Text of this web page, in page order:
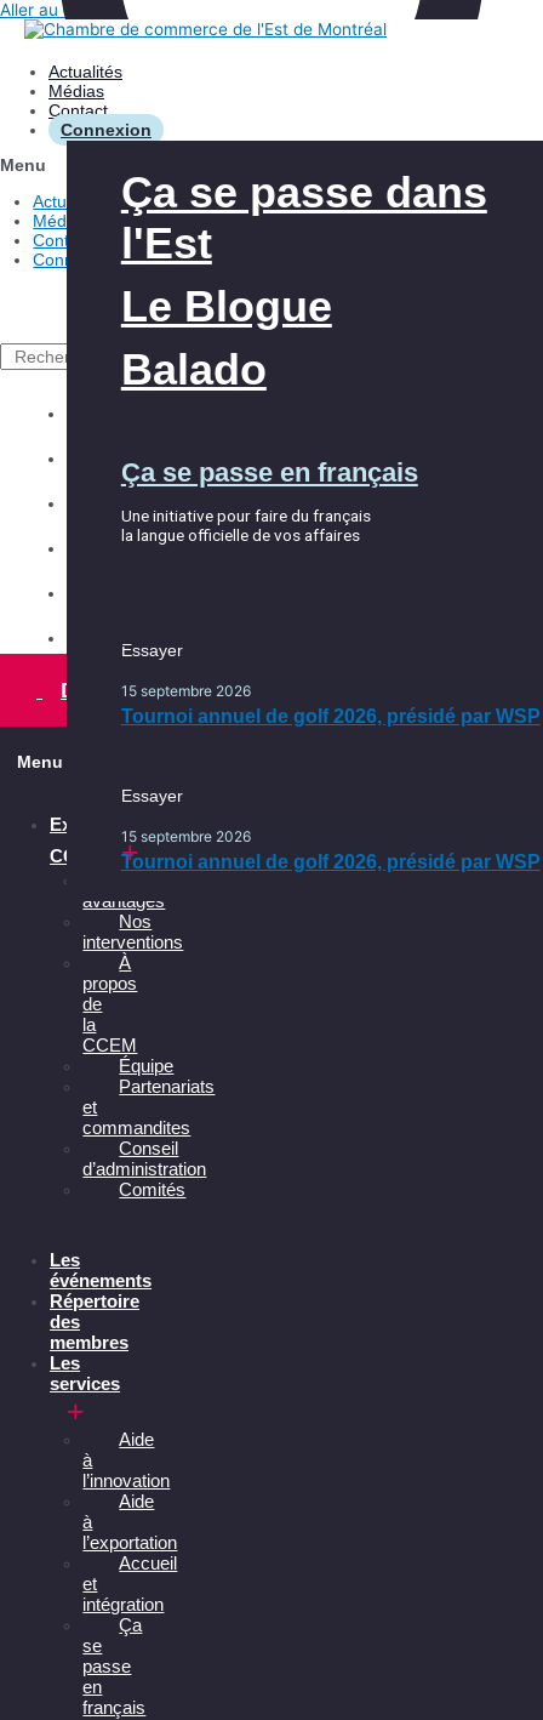
Aller au contenu
Actualités
Médias
Contact
Connexion
Menu
Actualités
Médias
Contact
Connexion
Les avantages
Nos interventions
À propos de la
CCEM
Équipe
Partenaires
Conseil d'administration
Essayer
15 septembre 2026
Tournoi annuel de golf 2026, présidé par WSP
Les services
Aide à l’innovation
Aide à l’exportation
Club Exportateurs
MTL
intégration
Une initiative pour faire du français
Essayer
15 septembre 2026
Tournoi annuel de golf 2026, présidé par WSP
Ça se passe dans
l'Est
Le Blogue
Balado
Ça se passe en français
Une initiative pour faire du français
la langue officielle de vos affaires
Essayer
15 septembre 2026
Tournoi annuel de golf 2026, présidé par WSP
Devenir membre
Menu
Explorer la
CCEM
avantages
Nos
interventions
À
propos
de
la
CCEM
Équipe
Partenariats
et
commandites
Conseil
d’administration
Comités
Les
événements
Répertoire
des
membres
Les
services
Aide
à
l’innovation
Aide
à
l’exportation
Accueil
et
intégration
Ça
se
passe
en
français